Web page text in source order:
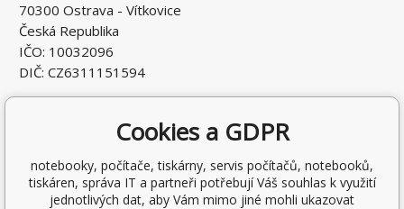
70300 Ostrava - Vítkovice
Česká Republika
IČO: 10032096
DIČ: CZ6311151594
Cookies a GDPR
notebooky, počítače, tiskárny, servis počítačů, notebooků,
tiskáren, správa IT a partneři potřebují Váš souhlas k využití
jednotlivých dat, aby Vám mimo jiné mohli ukazovat